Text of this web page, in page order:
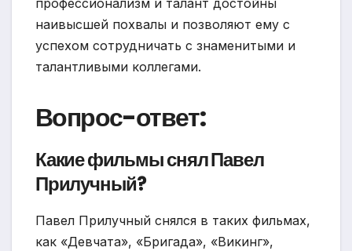
профессионализм и талант достойны
наивысшей похвалы и позволяют ему с
успехом сотрудничать с знаменитыми и
талантливыми коллегами.
Вопрос-ответ:
Какие фильмы снял Павел
Прилучный?
Павел Прилучный снялся в таких фильмах,
как «Девчата», «Бригада», «Викинг»,